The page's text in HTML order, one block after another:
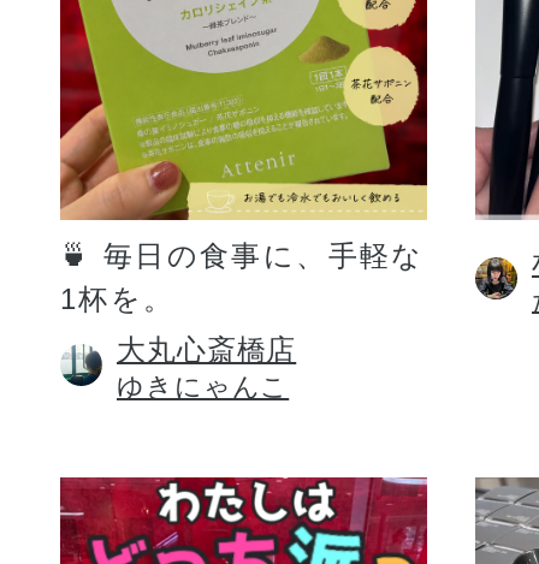
定期お届けサ
スキンケア人気ライン
ドレススノー
🍵 毎日の食事に、手軽な
1杯を。
大丸心斎橋店
ゆきにゃんこ